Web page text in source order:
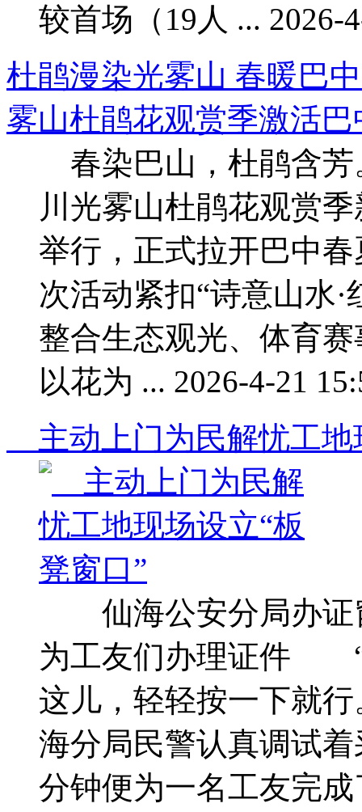
较首场（19人 ... 2026-
杜鹃漫染光雾山 春暖巴
雾山杜鹃花观赏季激活
春染巴山，杜鹃含芳
川光雾山杜鹃花观赏
举行，正式拉开巴中
次活动紧扣“诗意山水
整合生态观光、体育
以花为 ... 2026-4-21
主动上门为民解忧工地
仙海公安分局办证
为工友们办理证件 “
这儿，轻轻按一下就
海分局民警认真调试
分钟便为一名工友完